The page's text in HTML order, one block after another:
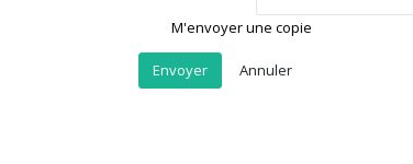
M'envoyer une copie
Annuler